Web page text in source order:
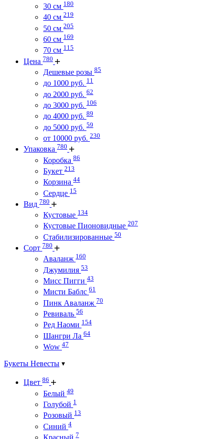
30 см 180
40 см 219
50 см 205
60 см 169
70 см 115
Цена 780
Дешевые розы 85
до 1000 руб. 11
до 2000 руб. 62
до 3000 руб. 106
до 4000 руб. 89
до 5000 руб. 59
от 10000 руб. 230
Упаковка 780
Коробка 86
Букет 213
Корзина 44
Сердце 15
Вид 780
Кустовые 134
Кустовые Пионовидные 207
Стабилизированные 50
Сорт 780
Аваланж 160
Джумилия 53
Мисс Пигги 43
Мисти Баблс 61
Пинк Аваланж 70
Ревиваль 56
Ред Наоми 154
Шангри Ла 64
Wow 47
Букеты Невесты
Цвет 86
Белый 49
Голубой 1
Розовый 13
Синий 4
Красный 7